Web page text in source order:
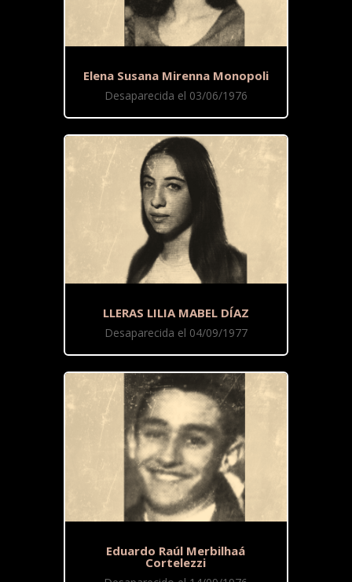
Elena Susana Mirenna Monopoli
Desaparecida el 03/06/1976
LLERAS LILIA MABEL DÍAZ
Desaparecida el 04/09/1977
Eduardo Raúl Merbilhaá
Cortelezzi